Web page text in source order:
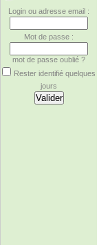
Login ou adresse email :
Mot de passe :
mot de passe oublié ?
Rester identifié quelques
jours